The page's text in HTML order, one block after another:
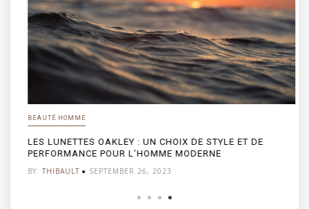
BEAUTÉ HOMME
LES LUNETTES OAKLEY : UN CHOIX DE STYLE ET DE
PERFORMANCE POUR L’HOMME MODERNE
BY:THIBAULT SEPTEMBER 26, 2023